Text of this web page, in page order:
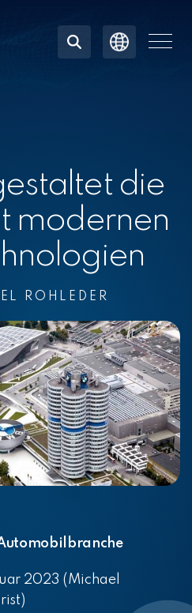
die
modernen
ROHLEDER
2023 (Michael